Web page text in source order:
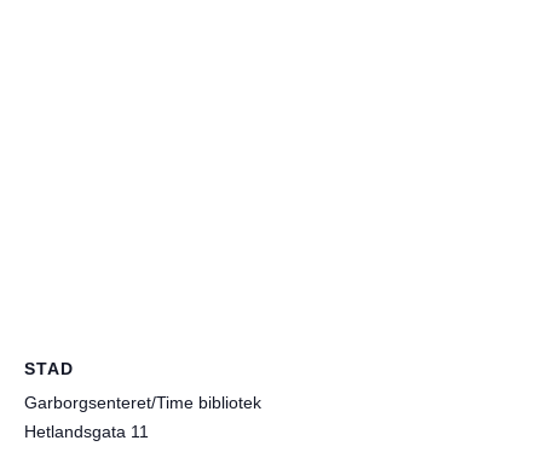
STAD
Garborgsenteret/Time bibliotek
Hetlandsgata 11